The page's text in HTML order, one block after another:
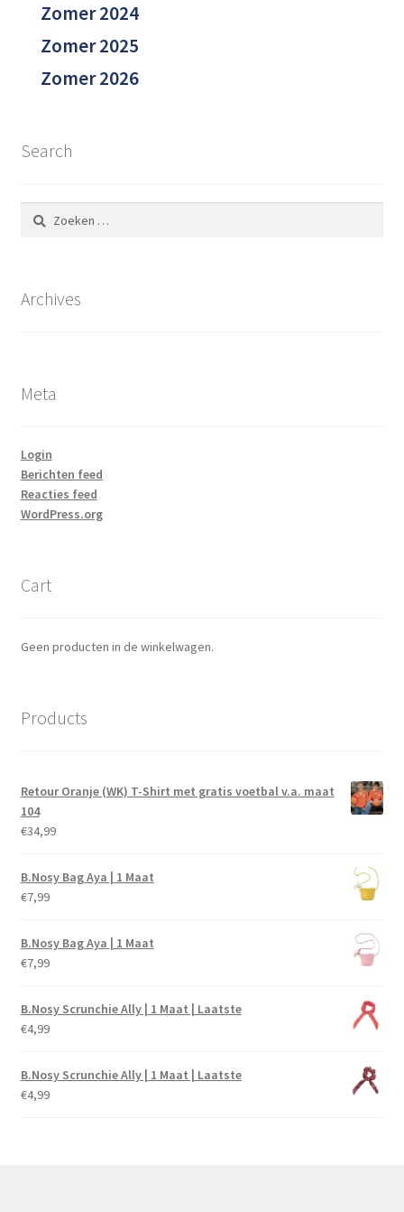
Zomer 2024
Zomer 2025
Zomer 2026
Search
Zoeken
naar:
Archives
Meta
Login
Berichten feed
Reacties feed
WordPress.org
Cart
Geen producten in de winkelwagen.
Products
Retour Oranje (WK) T-Shirt met gratis voetbal v.a. maat
104
€34,99
B.Nosy Bag Aya | 1 Maat
€7,99
B.Nosy Bag Aya | 1 Maat
€7,99
B.Nosy Scrunchie Ally | 1 Maat | Laatste
€4,99
B.Nosy Scrunchie Ally | 1 Maat | Laatste
€4,99